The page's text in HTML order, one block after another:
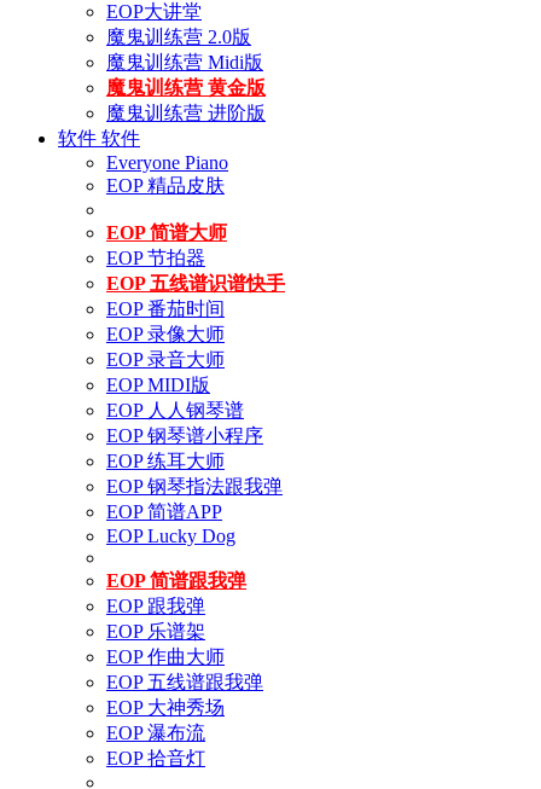
EOP大讲堂
魔鬼训练营 2.0版
魔鬼训练营 Midi版
魔鬼训练营 黄金版
魔鬼训练营 进阶版
软件 软件
Everyone Piano
EOP 精品皮肤
EOP 简谱大师
EOP 节拍器
EOP 五线谱识谱快手
EOP 番茄时间
EOP 录像大师
EOP 录音大师
EOP MIDI版
EOP 人人钢琴谱
EOP 钢琴谱小程序
EOP 练耳大师
EOP 钢琴指法跟我弹
EOP 简谱APP
EOP Lucky Dog
EOP 简谱跟我弹
EOP 跟我弹
EOP 乐谱架
EOP 作曲大师
EOP 五线谱跟我弹
EOP 大神秀场
EOP 瀑布流
EOP 拾音灯